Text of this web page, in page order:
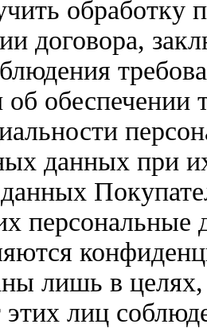
обработку
договора,
об
данных при
персональные
лишь в
лиц